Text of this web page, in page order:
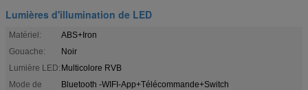
Lumières d'illumination de LED
Matériel:
ABS+Iron
Gouache:
Noir
Lumière LED: Multicolore RVB
Mode de
Bluetooth -WIFI-App+Télécommande+Switch